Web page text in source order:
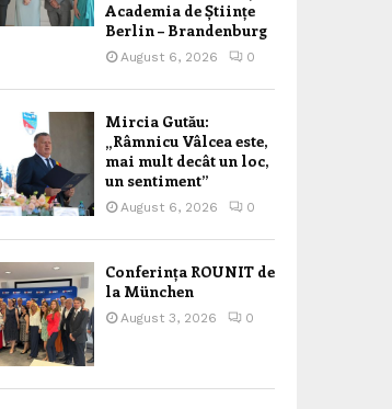
Academia de Științe
Berlin – Brandenburg
August 6, 2026 0
Mircia Gutău:
„Râmnicu Vâlcea este,
mai mult decât un loc,
un sentiment”
August 6, 2026 0
Conferința ROUNIT de
la München
August 3, 2026 0